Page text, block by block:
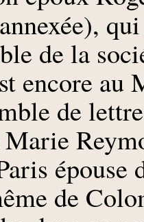
annexée),
de la
encore au
de
épouse
de